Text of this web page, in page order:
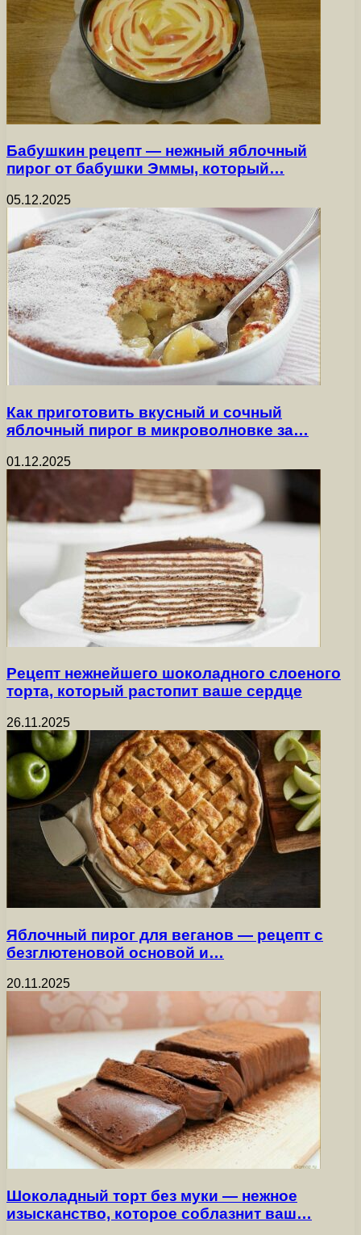
Бабушкин рецепт — нежный яблочный
пирог от бабушки Эммы, который…
05.12.2025
Как приготовить вкусный и сочный
яблочный пирог в микроволновке за…
01.12.2025
Рецепт нежнейшего шоколадного слоеного
торта, который растопит ваше сердце
26.11.2025
Яблочный пирог для веганов — рецепт с
безглютеновой основой и…
20.11.2025
Шоколадный торт без муки — нежное
изысканство, которое соблазнит ваш…